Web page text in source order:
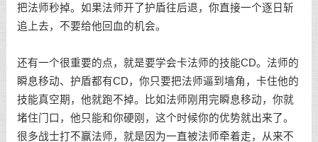
把法师秒掉。如果法师开了护盾往后退，你直接一个逐日斩
追上去，不要给他回血的机会。
还有一个很重要的点，就是要学会卡法师的技能CD。法师的
瞬息移动、护盾都有CD，你只要把法师逼到墙角，卡住他的
技能真空期，他就跑不掉。比如法师刚用完瞬息移动，你就
堵住门口，他只能和你硬刚，这个时候你的优势就出来了。
很多战士打不赢法师，就是因为一直被法师牵着走，从来不